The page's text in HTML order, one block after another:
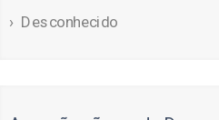
Desconhecido